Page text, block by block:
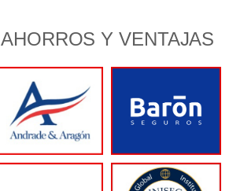
AHORROS Y VENTAJAS